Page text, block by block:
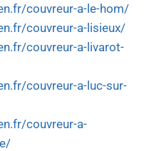
couvreur-a-le-hom/
couvreur-a-lisieux/
couvreur-a-livarot-
couvreur-a-luc-sur-
couvreur-a-